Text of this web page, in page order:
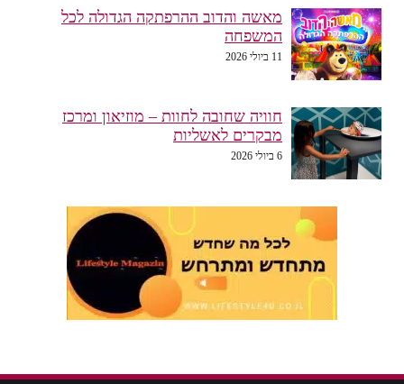
מאשה והדוב ההרפתקה הגדולה לכל
המשפחה
11 ביולי 2026
חוויה שחובה לחוות – מוזיאון ומרכז
מבקרים לאשליות
6 ביולי 2026